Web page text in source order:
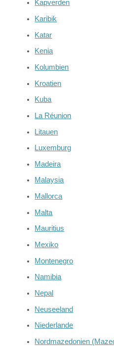
Kapverden
Karibik
Katar
Kenia
Kolumbien
Kroatien
Kuba
La Réunion
Litauen
Luxemburg
Madeira
Malaysia
Mallorca
Malta
Mauritius
Mexiko
Montenegro
Namibia
Nepal
Neuseeland
Niederlande
Nordmazedonien